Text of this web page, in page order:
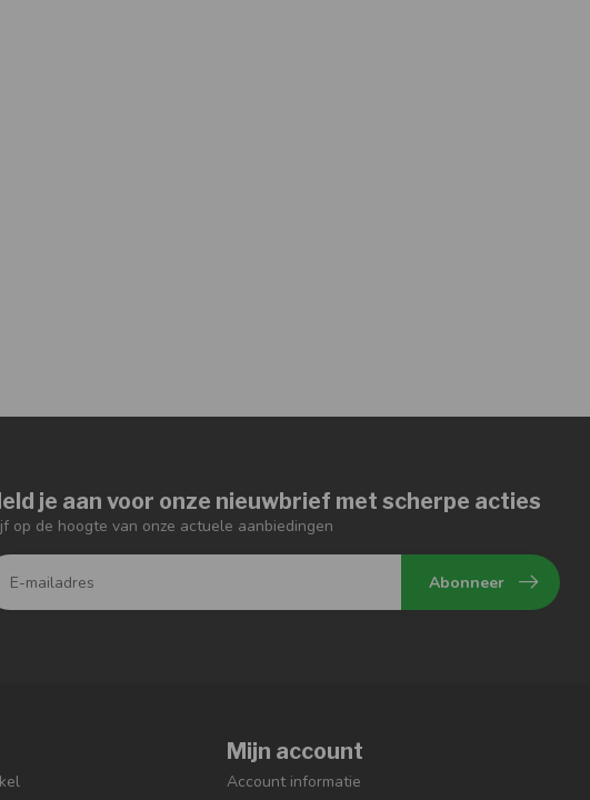
je aan voor onze nieuwbrief met scherpe acties
op de hoogte van onze actuele aanbiedingen
Abonneer
Mijn account
Account informatie